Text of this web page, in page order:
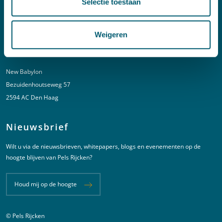
Selectie toestaan
Weigeren
E:kortgeding@pelsrijcken.nl
Adres
New Babylon
Bezuidenhoutseweg 57
2594 AC Den Haag
Nieuwsbrief
Wilt u via de nieuwsbrieven, whitepapers, blogs en evenementen op de
hoogte blijven van Pels Rijcken?
Houd mij op de hoogte
© Pels Rijcken